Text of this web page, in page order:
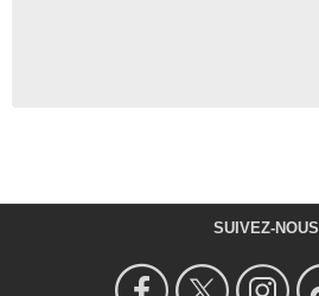
SUIVEZ-NOUS